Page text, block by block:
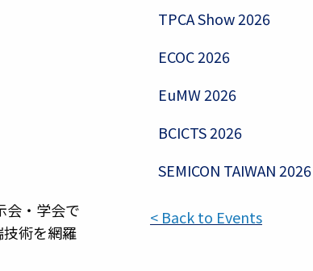
会・学会で
術を網羅
TPCA Show 2026
ECOC 2026
EuMW 2026
BCICTS 2026
SEMICON TAIWAN 2026
< Back to Events